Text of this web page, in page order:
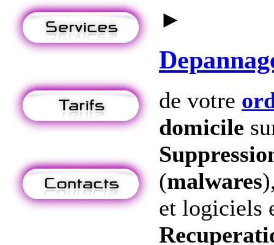
►
de votre
domicile
(malwares
et logiciels